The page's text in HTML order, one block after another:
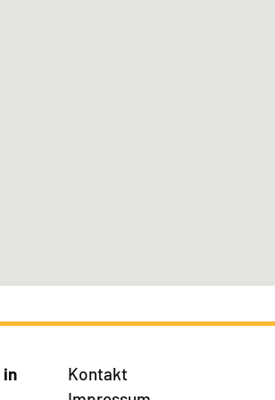
in
Kontakt